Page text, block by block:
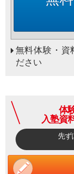
無料体験・資
ださい
体
入塾資
先ず